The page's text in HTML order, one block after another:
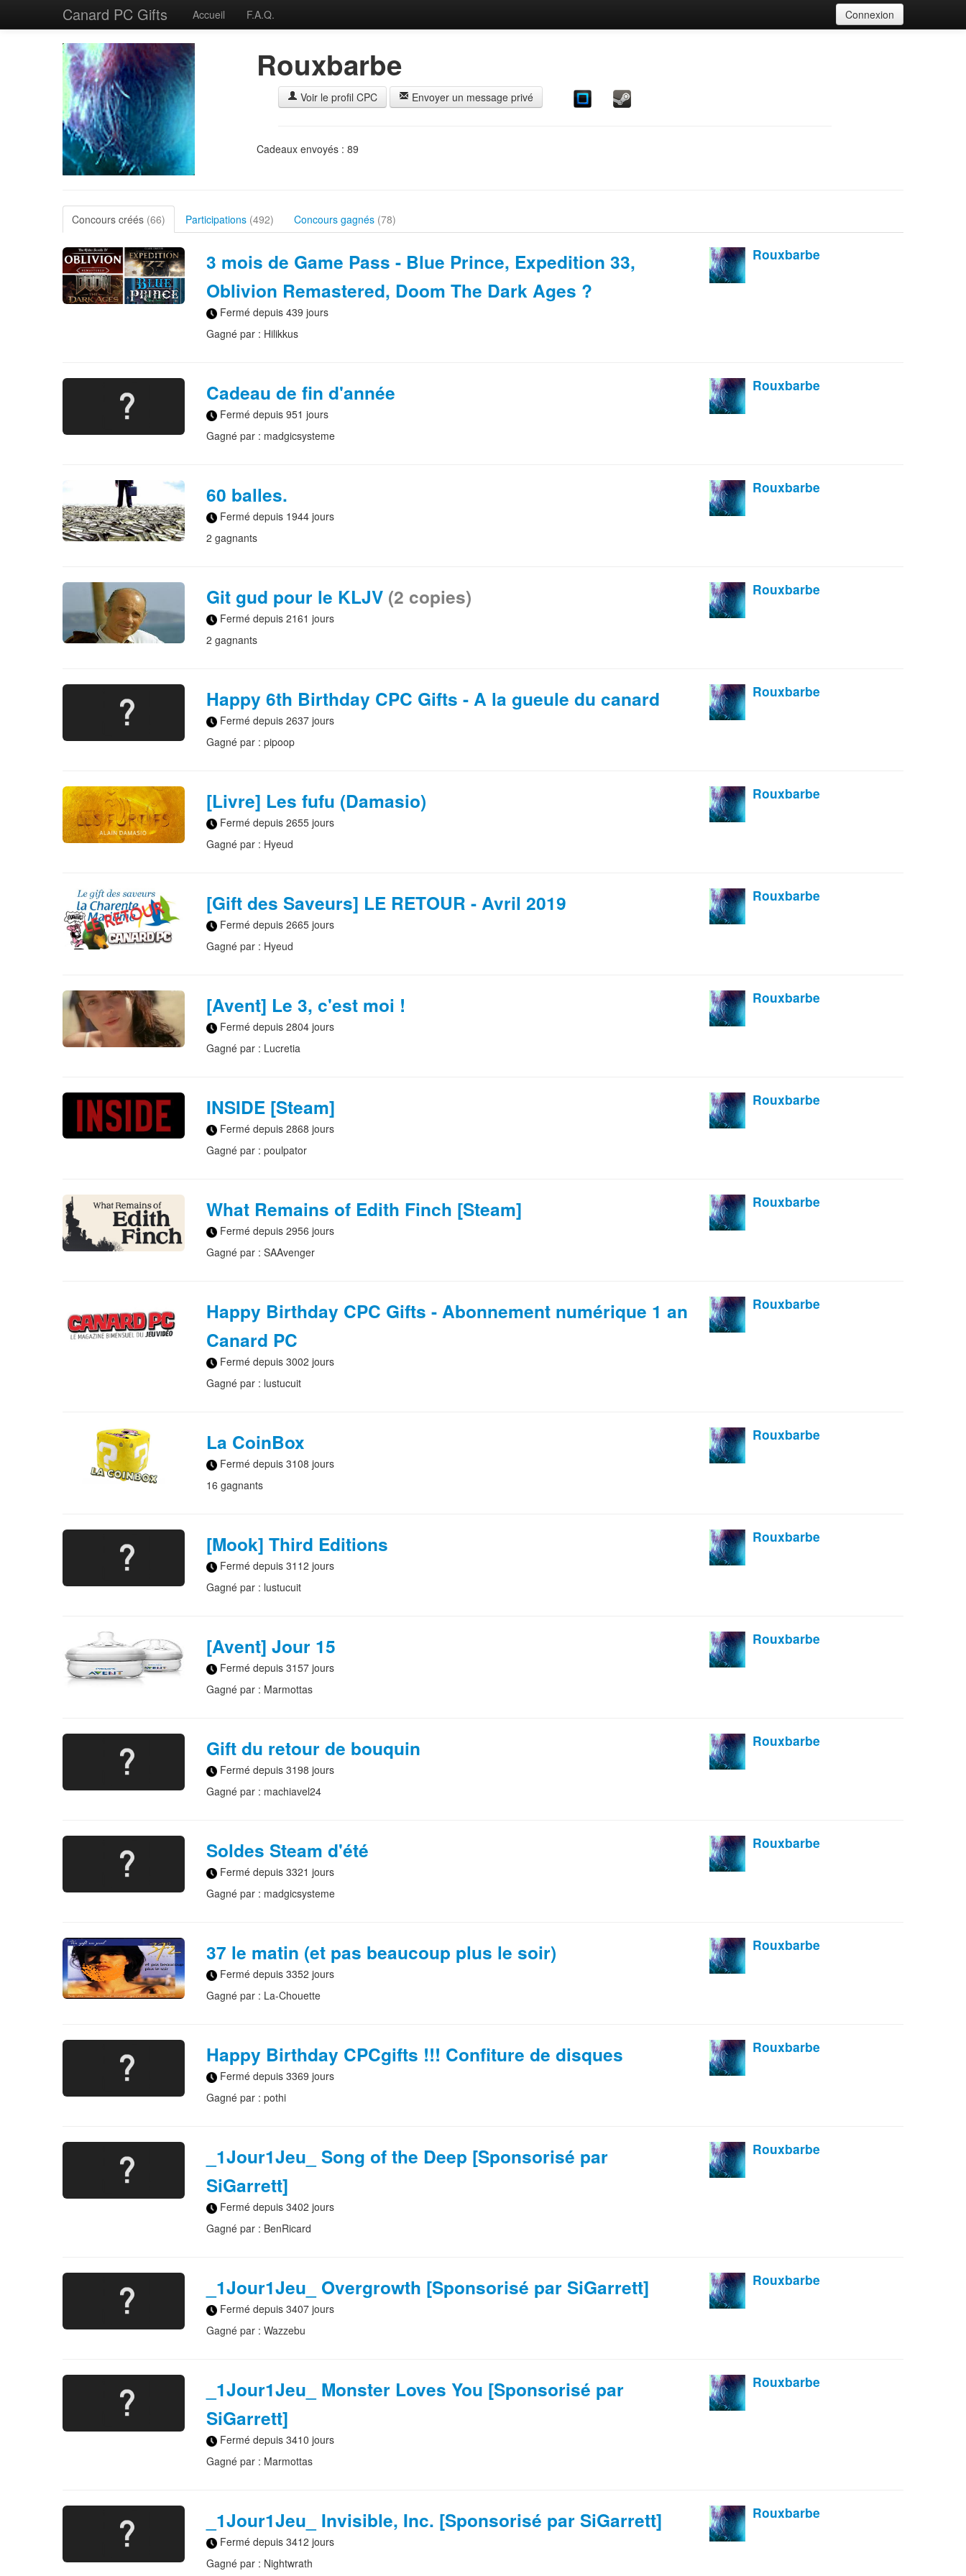
Canard PC Gifts Accueil F.A.Q. Connexion
Rouxbarbe
Voir le profil CPC Envoyer un message privé
Cadeaux envoyés : 89
Concours créés (66) Participations (492) Concours gagnés (78)
3 mois de Game Pass - Blue Prince, Expedition 33,
Oblivion Remastered, Doom The Dark Ages ?
Fermé depuis 439 jours
Gagné par : Hilikkus
Rouxbarbe
Cadeau de fin d'année
Fermé depuis 951 jours
Gagné par : madgicsysteme
Rouxbarbe
60 balles.
Fermé depuis 1944 jours
2 gagnants
Rouxbarbe
Git gud pour le KLJV (2 copies)
Fermé depuis 2161 jours
2 gagnants
Rouxbarbe
Happy 6th Birthday CPC Gifts - A la gueule du canard
Fermé depuis 2637 jours
Gagné par : pipoop
Rouxbarbe
[Livre] Les fufu (Damasio)
Fermé depuis 2655 jours
Gagné par : Hyeud
Rouxbarbe
[Gift des Saveurs] LE RETOUR - Avril 2019
Fermé depuis 2665 jours
Gagné par : Hyeud
Rouxbarbe
[Avent] Le 3, c'est moi !
Fermé depuis 2804 jours
Gagné par : Lucretia
Rouxbarbe
INSIDE [Steam]
Fermé depuis 2868 jours
Gagné par : poulpator
Rouxbarbe
What Remains of Edith Finch [Steam]
Fermé depuis 2956 jours
Gagné par : SAAvenger
Rouxbarbe
Happy Birthday CPC Gifts - Abonnement numérique 1 an
Canard PC
Fermé depuis 3002 jours
Gagné par : lustucuit
Rouxbarbe
La CoinBox
Fermé depuis 3108 jours
16 gagnants
Rouxbarbe
[Mook] Third Editions
Fermé depuis 3112 jours
Gagné par : lustucuit
Rouxbarbe
[Avent] Jour 15
Fermé depuis 3157 jours
Gagné par : Marmottas
Rouxbarbe
Gift du retour de bouquin
Fermé depuis 3198 jours
Gagné par : machiavel24
Rouxbarbe
Soldes Steam d'été
Fermé depuis 3321 jours
Gagné par : madgicsysteme
Rouxbarbe
37 le matin (et pas beaucoup plus le soir)
Fermé depuis 3352 jours
Gagné par : La-Chouette
Rouxbarbe
Happy Birthday CPCgifts !!! Confiture de disques
Fermé depuis 3369 jours
Gagné par : pothi
Rouxbarbe
_1Jour1Jeu_ Song of the Deep [Sponsorisé par
SiGarrett]
Fermé depuis 3402 jours
Gagné par : BenRicard
Rouxbarbe
_1Jour1Jeu_ Overgrowth [Sponsorisé par SiGarrett]
Fermé depuis 3407 jours
Gagné par : Wazzebu
Rouxbarbe
_1Jour1Jeu_ Monster Loves You [Sponsorisé par
SiGarrett]
Fermé depuis 3410 jours
Gagné par : Marmottas
Rouxbarbe
_1Jour1Jeu_ Invisible, Inc. [Sponsorisé par SiGarrett]
Fermé depuis 3412 jours
Gagné par : Nightwrath
Rouxbarbe